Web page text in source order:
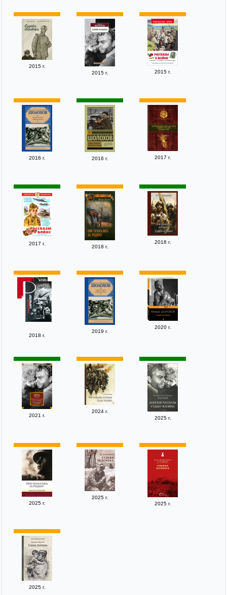
2015 г.
2015 г.
2015 г.
2016 г. 2016 г. 2017 г.
2017 г.
2018 г.
2018 г.
2018 г.
2019 г.
2020 г.
2021 г.
2024 г.
2025 г.
2025 г.
2025 г.
2025 г.
2025 г.